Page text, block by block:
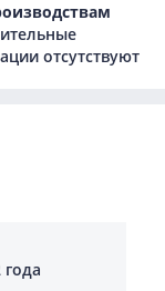
отсутствуют
года